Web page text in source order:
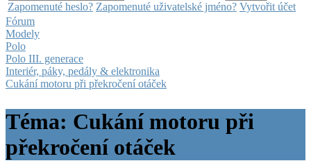
Zapomenuté heslo? Zapomenuté uživatelské jméno? Vytvořit účet
Fórum
Modely
Polo
Polo III. generace
Interiér, páky, pedály & elektronika
Cukání motoru při překročení otáček
Téma: Cukání motoru při
překročení otáček